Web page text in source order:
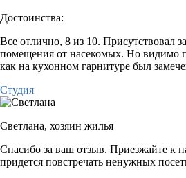
Достоинства:
Все отлично, 8 из 10. Присутствовал
помещения от насекомых. Но видимо
как на кухонном гарнитуре был
Студия
Светлана, хозяин жилья
Спасибо за ваш отзыв. Приезжайте к
придется повстречать ненужных